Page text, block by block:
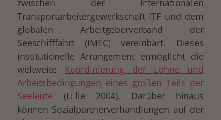
zwischen der Internationalen
Transportarbeitergewerkschaft ITF und dem
globalen Arbeitgeberverband der
Seeschifffahrt (IMEC) vereinbart. Dieses
institutionelle Arrangement ermöglicht die
weltweite Koordinierung der Löhne und
Arbeitsbedingungen eines großen Teils der
Seeleute (Lillie 2004). Darüber hinaus
können Sozialpartnerverhandlungen auf der